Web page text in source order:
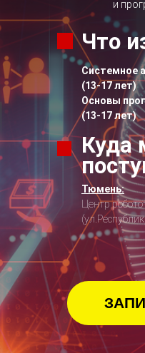
и
Системное
(13-17 лет)
Основы
(13-17 лет)
Что
Тюмень:
Центр
Куда